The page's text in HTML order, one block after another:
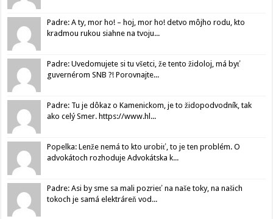
Padre: A ty, mor ho! – hoj, mor ho! detvo môjho rodu, kto
kradmou rukou siahne na tvoju...
Padre: Uvedomujete si tu všetci, že tento židoloj, má byť
guvernérom SNB ?! Porovnajte...
Padre: Tu je dôkaz o Kamenickom, je to židopodvodník, tak
ako celý Smer. https://www.hl...
Popelka: Lenže nemá to kto urobiť, to je ten problém. O
advokátoch rozhoduje Advokátska k...
Padre: Asi by sme sa mali pozrieť na naše toky, na našich
tokoch je samá elektráreň vod...